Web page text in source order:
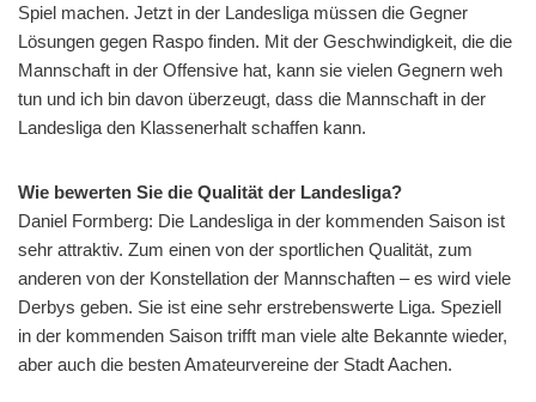
Spiel machen. Jetzt in der Landesliga müssen die Gegner
Lösungen gegen Raspo finden. Mit der Geschwindigkeit, die die
Mannschaft in der Offensive hat, kann sie vielen Gegnern weh
tun und ich bin davon überzeugt, dass die Mannschaft in der
Landesliga den Klassenerhalt schaffen kann.
Wie bewerten Sie die Qualität der Landesliga?
Daniel Formberg: Die Landesliga in der kommenden Saison ist
sehr attraktiv. Zum einen von der sportlichen Qualität, zum
anderen von der Konstellation der Mannschaften – es wird viele
Derbys geben. Sie ist eine sehr erstrebenswerte Liga. Speziell
in der kommenden Saison trifft man viele alte Bekannte wieder,
aber auch die besten Amateurvereine der Stadt Aachen.